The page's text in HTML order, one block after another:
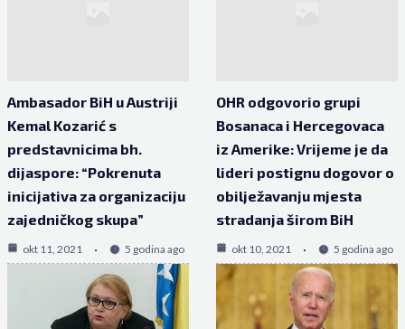
Ambasador BiH u Austriji
Kemal Kozarić s
predstavnicima bh.
dijaspore: “Pokrenuta
inicijativa za organizaciju
zajedničkog skupa”
okt 11, 2021 5 godina ago
OHR odgovorio grupi
Bosanaca i Hercegovaca
iz Amerike: Vrijeme je da
lideri postignu dogovor o
obilježavanju mjesta
stradanja širom BiH
okt 10, 2021 5 godina ago